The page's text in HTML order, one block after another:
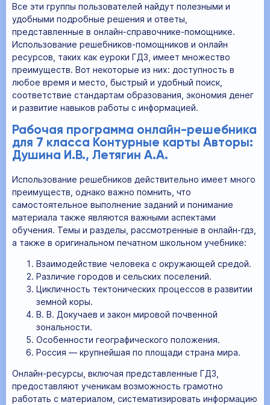
Все эти группы пользователей найдут полезными и
удобными подробные решения и ответы,
представленные в онлайн-справочнике-помощнике.
Использование решебников-помощников и онлайн
ресурсов, таких как еуроки ГДЗ, имеет множество
преимуществ. Вот некоторые из них: доступность в
любое время и место, быстрый и удобный поиск,
соответствие стандартам образования, экономия денег
и развитие навыков работы с информацией.
Рабочая программа онлайн-решебника
для 7 класса Контурные карты Авторы:
Душина И.В., Летягин А.А.
Использование решебников действительно имеет много
преимуществ, однако важно помнить, что
самостоятельное выполнение заданий и понимание
материала также являются важными аспектами
обучения. Темы и разделы, рассмотренные в онлайн-гдз,
а также в оригинальном печатном школьном учебнике:
Взаимодействие человека с окружающей средой.
Различие городов и сельских поселений.
Цикличность тектонических процессов в развитии
земной коры.
В. В. Докучаев и закон мировой почвенной
зональности.
Особенности географического положения.
Россия — крупнейшая по площади страна мира.
Онлайн-ресурсы, включая представленные ГДЗ,
предоставляют ученикам возможность грамотно
работать с материалом, систематизировать информацию